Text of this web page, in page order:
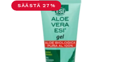
SÄÄSTÄ 27%